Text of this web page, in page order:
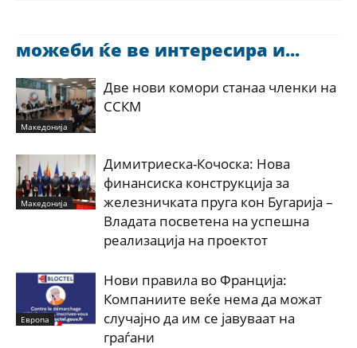
можеби ќе ве интересира и...
Македонија
Две нови комори станаа членки на
ССКМ
Македонија
Димитриеска-Кочоска: Нова
финансиска конструкција за
железничката пруга кон Бугарија –
Владата посветена на успешна
реализација на проектот
Европа
Нови правила во Франција:
Компаниите веќе нема да можат
случајно да им се јавуваат на
граѓани